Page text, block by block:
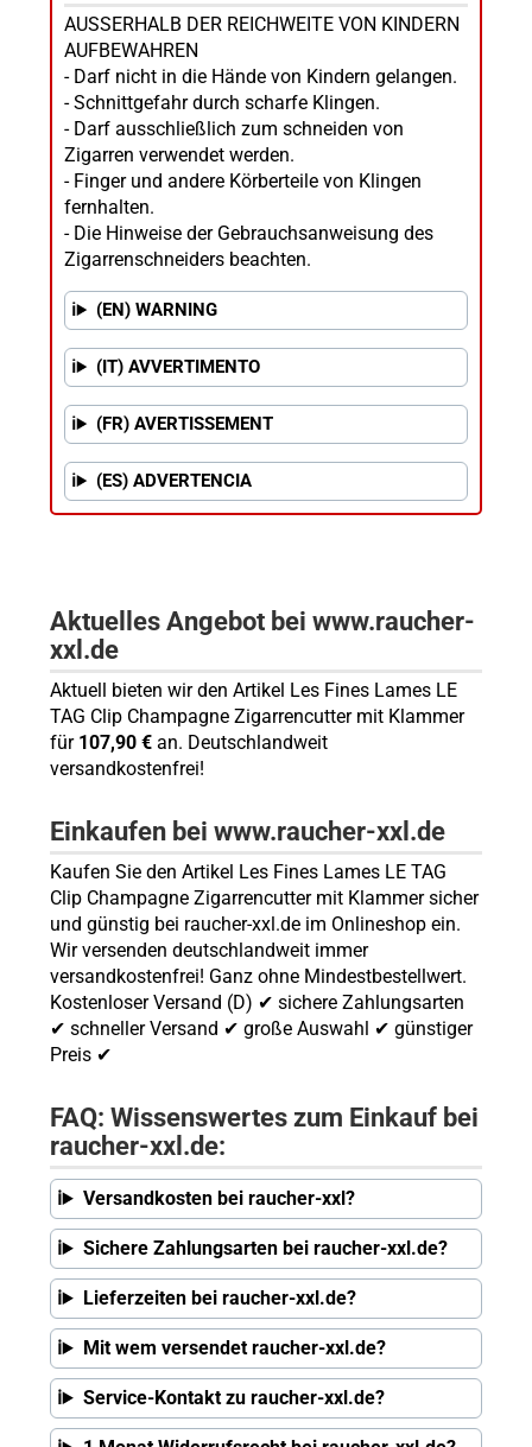
AUSSERHALB DER REICHWEITE VON KINDERN
AUFBEWAHREN
- Darf nicht in die Hände von Kindern gelangen.
- Schnittgefahr durch scharfe Klingen.
- Darf ausschließlich zum schneiden von
Zigarren verwendet werden.
- Finger und andere Körberteile von Klingen
fernhalten.
- Die Hinweise der Gebrauchsanweisung des
Zigarrenschneiders beachten.
(EN) WARNING
(IT) AVVERTIMENTO
(FR) AVERTISSEMENT
(ES) ADVERTENCIA
Aktuelles Angebot bei www.raucher-
xxl.de
Aktuell bieten wir den Artikel Les Fines Lames LE
TAG Clip Champagne Zigarrencutter mit Klammer
für 107,90 €an. Deutschlandweit
versandkostenfrei!
Einkaufen bei www.raucher-xxl.de
Kaufen Sie den Artikel Les Fines Lames LE TAG
Clip Champagne Zigarrencutter mit Klammer sicher
und günstig bei raucher-xxl.de im Onlineshop ein.
Wir versenden deutschlandweit immer
versandkostenfrei! Ganz ohne Mindestbestellwert.
Kostenloser Versand (D) ✔ sichere Zahlungsarten
✔ schneller Versand ✔ große Auswahl ✔ günstiger
Preis ✔
FAQ: Wissenswertes zum Einkauf bei
raucher-xxl.de:
Versandkosten bei raucher-xxl?
Sichere Zahlungsarten bei raucher-xxl.de?
Lieferzeiten bei raucher-xxl.de?
Mit wem versendet raucher-xxl.de?
Service-Kontakt zu raucher-xxl.de?